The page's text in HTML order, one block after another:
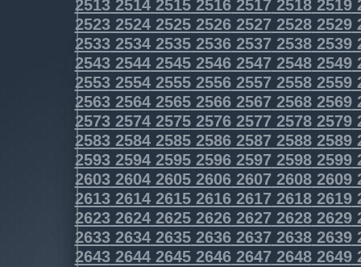
2513251425152516251725182519
2523252425252526252725282529
2533253425352536253725382539
2543254425452546254725482549
2553255425552556255725582559
2563256425652566256725682569
2573257425752576257725782579
2583258425852586258725882589
2593259425952596259725982599
2603260426052606260726082609
2613261426152616261726182619
2623262426252626262726282629
2633263426352636263726382639
2643264426452646264726482649